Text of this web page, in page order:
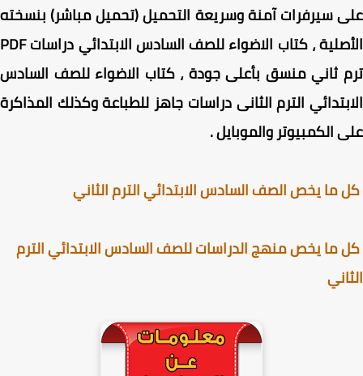
سيرفرات آمنة وسريعة التحميل (تحميل مباشر) بنسخته
الأصلية ، كتاب الاضواء للصف السادس الابتدائي دراسات PDF
ثاني منسق بأعلى جودة ،كتاب الاضواء للصف السادس
الترم الثانى دراساتجاهز للطباعة وكذلك المذاكرة
الكمبيوتر والموبايل .
يخص الصف السادس الابتدائي الترم الثاني
يخص منهج الدراسات للصف السادس الابتدائي الترم